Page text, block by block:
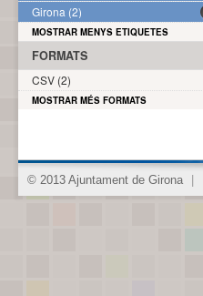
Girona (2)
MOSTRAR MENYS ETIQUETES
FORMATS
CSV (2)
MOSTRAR MÉS FORMATS
© 2013 Ajuntament de Girona